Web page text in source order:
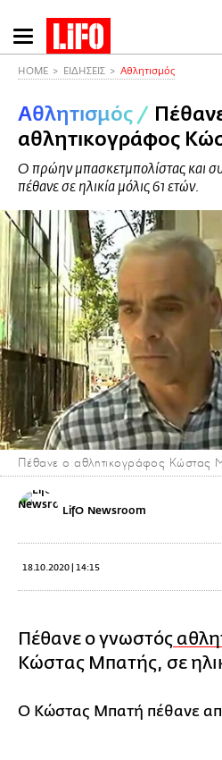
Παράκαμψη
προς
περιεχόμενο
HOME ΕΙΔΗΣΕΙΣ Αθλητισμός
Αθλητισμός /
αθλητικογράφος
Ο πρώην μπασκετμπολίστας και
πέθανε σε ηλικία μόλις 61 ετών.
Πέθανε ο αθλητικογράφος Κώστας
LifO Newsroom
18.10.2020 | 14:15
Πέθανε ο γνωστός
Κώστας Μπατής, σε
Ο Κώστας Μπατή πέθανε